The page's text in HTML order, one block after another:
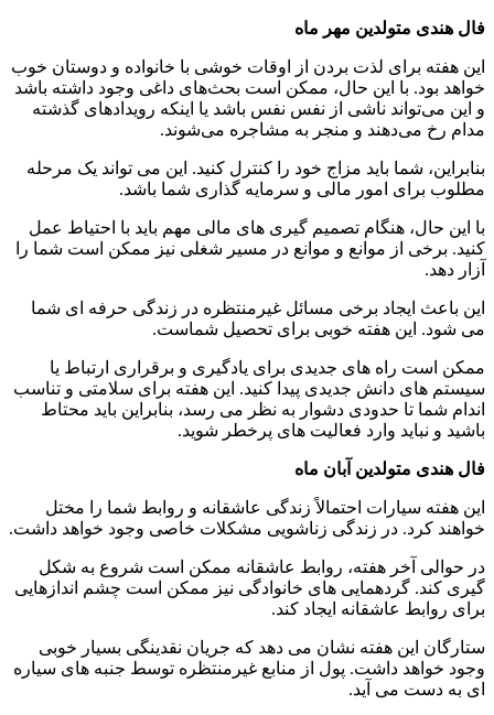
فال هندی متولدین مهر ماه
این هفته برای لذت بردن از اوقات خوشی با خانواده و دوستان خوب
خواهد بود. با این حال، ممکن است بحث‌های داغی وجود داشته باشد
و این می‌تواند ناشی از نفس نفس باشد یا اینکه رویدادهای گذشته
مدام رخ می‌دهند و منجر به مشاجره می‌شوند.
بنابراین، شما باید مزاج خود را کنترل کنید. این می تواند یک مرحله
مطلوب برای امور مالی و سرمایه گذاری شما باشد.
با این حال، هنگام تصمیم گیری های مالی مهم باید با احتیاط عمل
کنید. برخی از موانع و موانع در مسیر شغلی نیز ممکن است شما را
آزار دهد.
این باعث ایجاد برخی مسائل غیرمنتظره در زندگی حرفه ای شما
می شود. این هفته خوبی برای تحصیل شماست.
ممکن است راه های جدیدی برای یادگیری و برقراری ارتباط یا
سیستم های دانش جدیدی پیدا کنید. این هفته برای سلامتی و تناسب
اندام شما تا حدودی دشوار به نظر می رسد، بنابراین باید محتاط
باشید و نباید وارد فعالیت های پرخطر شوید.
فال هندی متولدین آبان ماه
این هفته سیارات احتمالاً زندگی عاشقانه و روابط شما را مختل
خواهند کرد. در زندگی زناشویی مشکلات خاصی وجود خواهد داشت.
در حوالی آخر هفته، روابط عاشقانه ممکن است شروع به شکل
گیری کند. گردهمایی های خانوادگی نیز ممکن است چشم اندازهایی
برای روابط عاشقانه ایجاد کند.
ستارگان این هفته نشان می دهد که جریان نقدینگی بسیار خوبی
وجود خواهد داشت. پول از منابع غیرمنتظره توسط جنبه های سیاره
ای به دست می آید.